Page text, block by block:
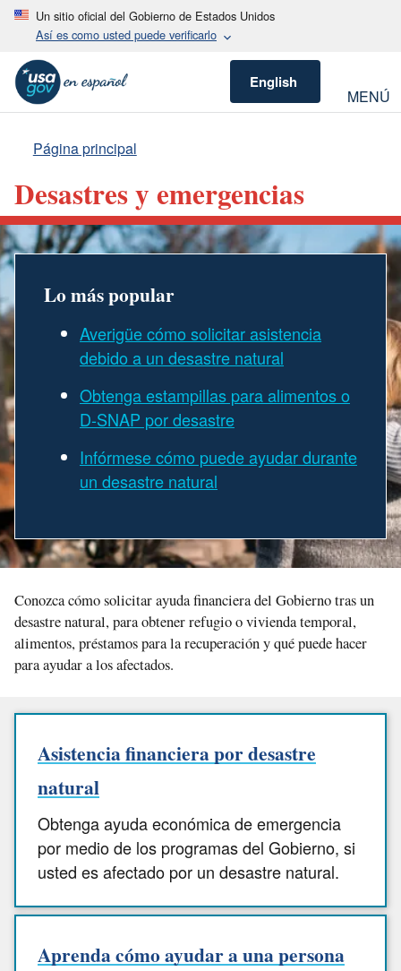
Un sitio oficial del Gobierno de Estados Unidos
Así es como usted puede verificarlo
English
MENÚ
Página principal
Desastres y emergencias
Lo más popular
Averigüe cómo solicitar asistencia
debido a un desastre natural
Obtenga estampillas para alimentos o
D-SNAP por desastre
Infórmese cómo puede ayudar durante
un desastre natural
Conozca cómo solicitar ayuda financiera del Gobierno tras un
desastre natural, para obtener refugio o vivienda temporal,
alimentos, préstamos para la recuperación y qué puede hacer
para ayudar a los afectados.
Asistencia financiera por desastre
natural
Obtenga ayuda económica de emergencia
por medio de los programas del Gobierno, si
usted es afectado por un desastre natural.
Aprenda cómo ayudar a una persona